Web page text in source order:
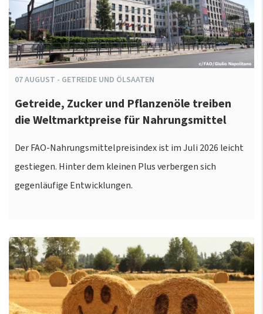
07AUGUST - GETREIDE UND ÖLSAATEN
Getreide, Zucker und Pflanzenöle treiben
die Weltmarktpreise für Nahrungsmittel
Der FAO-Nahrungsmittelpreisindex ist im Juli 2026 leicht
gestiegen. Hinter dem kleinen Plus verbergen sich
gegenläufige Entwicklungen.